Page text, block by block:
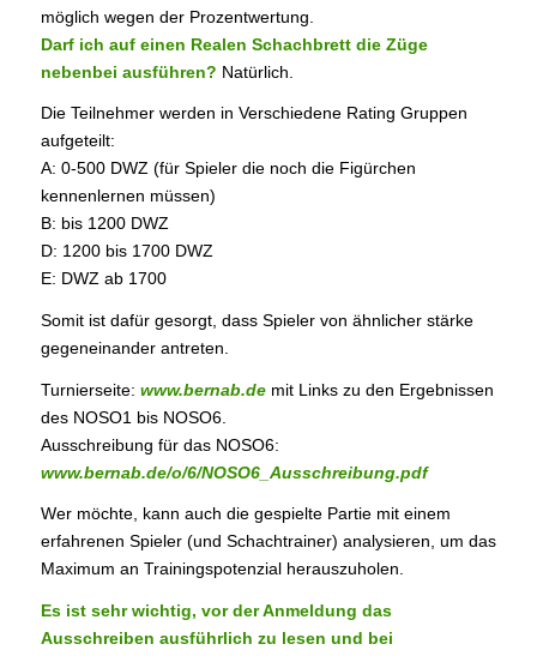
möglich wegen der Prozentwertung.
Darf ich auf einen Realen Schachbrett die Züge
nebenbei ausführen? Natürlich.
Die Teilnehmer werden in Verschiedene Rating Gruppen
aufgeteilt:
A: 0-500 DWZ (für Spieler die noch die Figürchen
kennenlernen müssen)
B: bis 1200 DWZ
D: 1200 bis 1700 DWZ
E: DWZ ab 1700
Somit ist dafür gesorgt, dass Spieler von ähnlicher stärke
gegeneinander antreten.
Turnierseite: www.bernab.demit Links zu den Ergebnissen
des NOSO1 bis NOSO6.
Ausschreibung für das NOSO6:
www.bernab.de/o/6/NOSO6_Ausschreibung.pdf
Wer möchte, kann auch die gespielte Partie mit einem
erfahrenen Spieler (und Schachtrainer) analysieren, um das
Maximum an Trainingspotenzial herauszuholen.
Es ist sehr wichtig, vor der Anmeldung das
Ausschreiben ausführlich zu lesen und bei